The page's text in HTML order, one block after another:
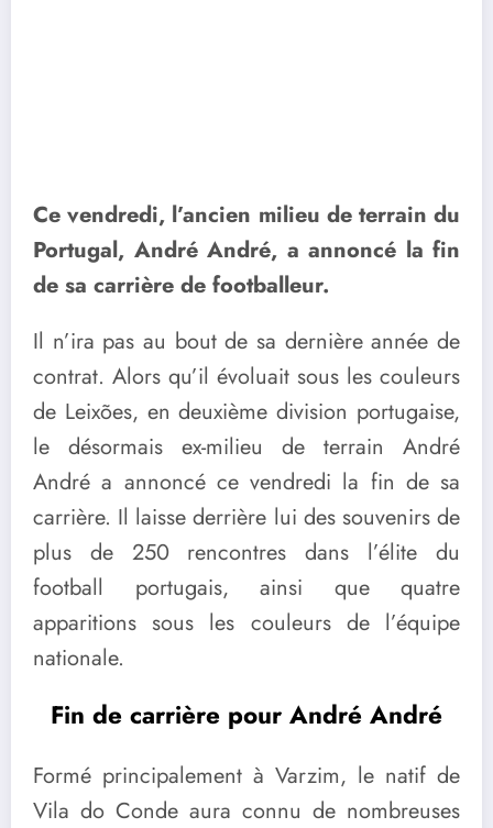
Ce vendredi, l’ancien milieu de terrain du
Portugal, André André, a annoncé la fin
de sa carrière de footballeur.
Il n’ira pas au bout de sa dernière année de
contrat. Alors qu’il évoluait sous les couleurs
de Leixões, en deuxième division portugaise,
le désormais ex-milieu de terrain André
André a annoncé ce vendredi la fin de sa
carrière. Il laisse derrière lui des souvenirs de
plus de 250 rencontres dans l’élite du
football portugais, ainsi que quatre
apparitions sous les couleurs de l’équipe
nationale.
Fin de carrière pour André André
Formé principalement à Varzim, le natif de
Vila do Conde aura connu de nombreuses